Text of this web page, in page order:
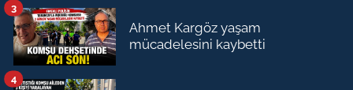
Ahmet Kargöz yaşam
mücadelesini kaybetti
3
4